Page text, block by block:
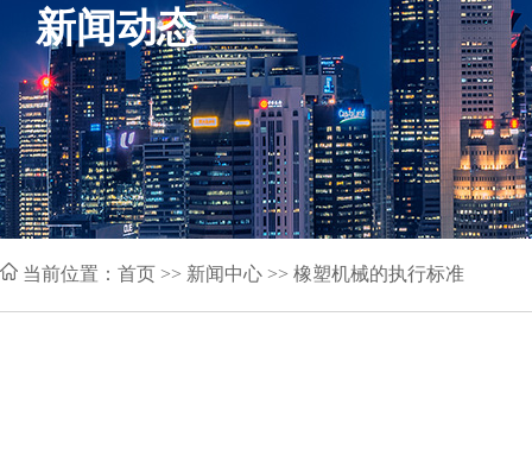
新闻动态
当前位置： 首页 >> 新闻中心 >> 橡塑机械的执行标准